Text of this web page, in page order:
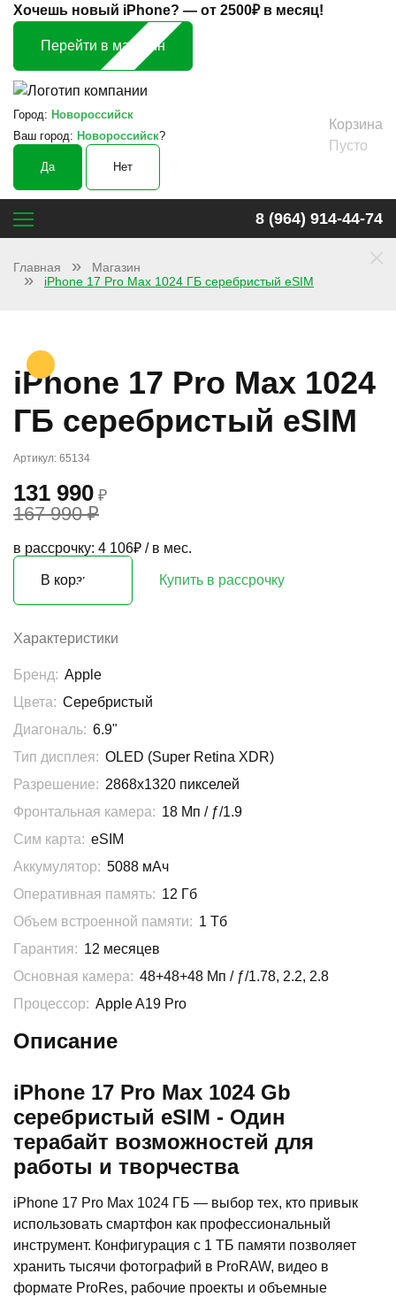
Хочешь новый iPhone? — от 2500₽ в месяц!
Перейти в магазин
Город: Новороссийск
Ваш город: Новороссийск?
Да Нет
Корзина
Пусто
8 (964) 914-44-74
Главная
Магазин
iPhone 17 Pro Max 1024 ГБ серебристый eSIM
iPhone 17 Pro Max 1024
ГБ серебристый eSIM
Артикул: 65134
131 990 ₽
167 990 ₽
в рассрочку: 4 106₽ / в мес.
В корзину Купить в рассрочку
Характеристики
Бренд: Apple
Цвета: Серебристый
Диагональ: 6.9"
Тип дисплея: OLED (Super Retina XDR)
Разрешение: 2868x1320 пикселей
Фронтальная камера: 18 Мп / ƒ/1.9
Сим карта: eSIM
Аккумулятор: 5088 мАч
Оперативная память: 12 Гб
Объем встроенной памяти: 1 Тб
Гарантия: 12 месяцев
Основная камера: 48+48+48 Мп / ƒ/1.78, 2.2, 2.8
Процессор: Apple A19 Pro
Описание
iPhone 17 Pro Max 1024 Gb
серебристый eSIM - Один
терабайт возможностей для
работы и творчества
iPhone 17 Pro Max 1024 ГБ — выбор тех, кто привык
использовать смартфон как профессиональный
инструмент. Конфигурация с 1 ТБ памяти позволяет
хранить тысячи фотографий в ProRAW, видео в
формате ProRes, рабочие проекты и объемные
×